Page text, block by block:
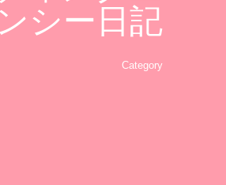
シー日記
Category